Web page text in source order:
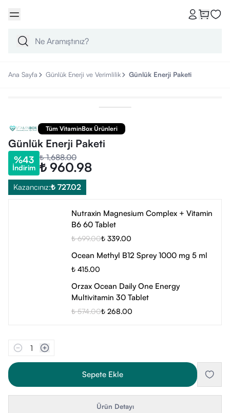
Ana Sayfa Günlük Enerji ve Verimlilik Günlük Enerji Paketi
Tüm VitaminBox Ürünleri
Günlük Enerji Paketi
%43
İndirim
₺ 1,688.00
₺ 960.98
Kazancınız:₺ 727.02
Nutraxin Magnesium Complex + Vitamin
B6 60 Tablet
₺ 699.00₺ 339.00
Ocean Methyl B12 Sprey 1000 mg 5 ml
₺ 415.00
Orzax Ocean Daily One Energy
Multivitamin 30 Tablet
₺ 574.00₺ 268.00
1
Sepete Ekle
Ürün Detayı